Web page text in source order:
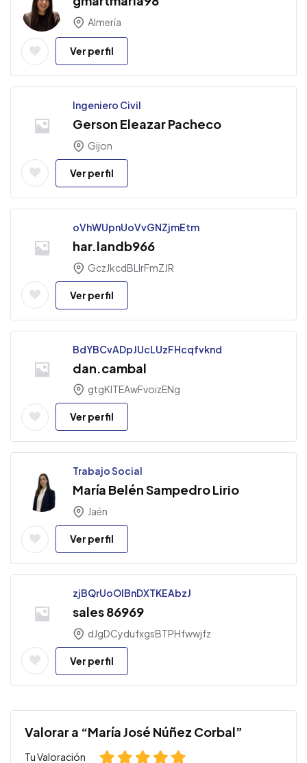
Almería
Ver perfil
Ingeniero Civil
Gerson Eleazar Pacheco
Gijon
Ver perfil
oVhWUpnUoVvGNZjmEtm
har.landb966
GczJkcdBLlrFmZJR
Ver perfil
BdYBCvADpJUcLUzFHcqfvknd
dan.cambal
gtgKITEAwFvoizENg
Ver perfil
Trabajo Social
María Belén Sampedro Lirio
Jaén
Ver perfil
zjBQrUoOlBnDXTKEAbzJ
sales 86969
dJgDCydufxgsBTPHfwwjfz
Ver perfil
Valorar a “María José Núñez Corbal”
Tu Valoración